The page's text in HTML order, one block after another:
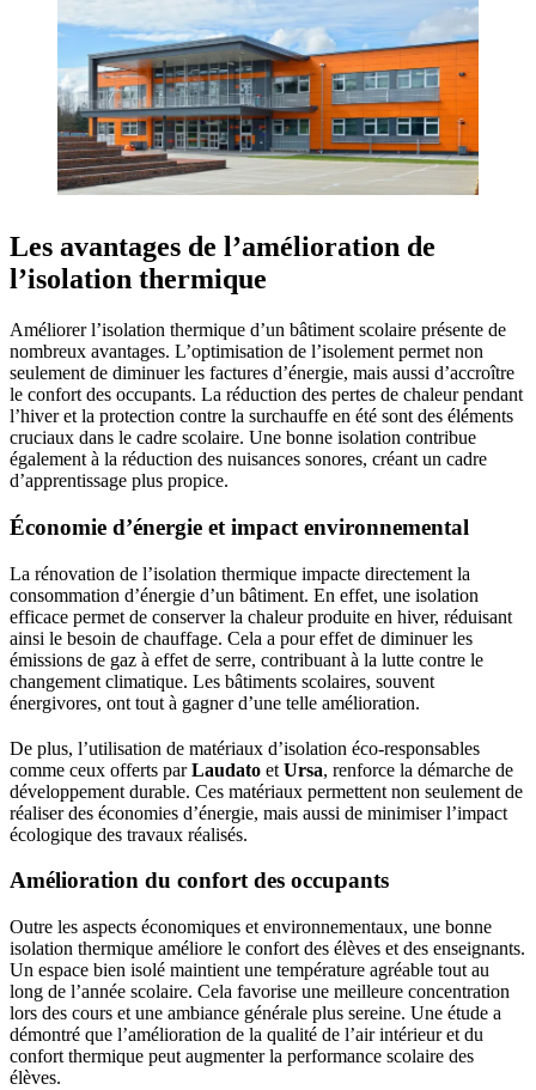
Les avantages de l’amélioration de
l’isolation thermique
Améliorer l’isolation thermique d’un bâtiment scolaire présente de
nombreux avantages. L’optimisation de l’isolement permet non
seulement de diminuer les factures d’énergie, mais aussi d’accroître
le confort des occupants. La réduction des pertes de chaleur pendant
l’hiver et la protection contre la surchauffe en été sont des éléments
cruciaux dans le cadre scolaire. Une bonne isolation contribue
également à la réduction des nuisances sonores, créant un cadre
d’apprentissage plus propice.
Économie d’énergie et impact environnemental
La rénovation de l’isolation thermique impacte directement la
consommation d’énergie d’un bâtiment. En effet, une isolation
efficace permet de conserver la chaleur produite en hiver, réduisant
ainsi le besoin de chauffage. Cela a pour effet de diminuer les
émissions de gaz à effet de serre, contribuant à la lutte contre le
changement climatique. Les bâtiments scolaires, souvent
énergivores, ont tout à gagner d’une telle amélioration.
De plus, l’utilisation de matériaux d’isolation éco-responsables
comme ceux offerts parLaudato et Ursa, renforce la démarche de
développement durable. Ces matériaux permettent non seulement de
réaliser des économies d’énergie, mais aussi de minimiser l’impact
écologique des travaux réalisés.
Amélioration du confort des occupants
Outre les aspects économiques et environnementaux, une bonne
isolation thermique améliore le confort des élèves et des enseignants.
Un espace bien isolé maintient une température agréable tout au
long de l’année scolaire. Cela favorise une meilleure concentration
lors des cours et une ambiance générale plus sereine. Une étude a
démontré que l’amélioration de la qualité de l’air intérieur et du
confort thermique peut augmenter la performance scolaire des
élèves.